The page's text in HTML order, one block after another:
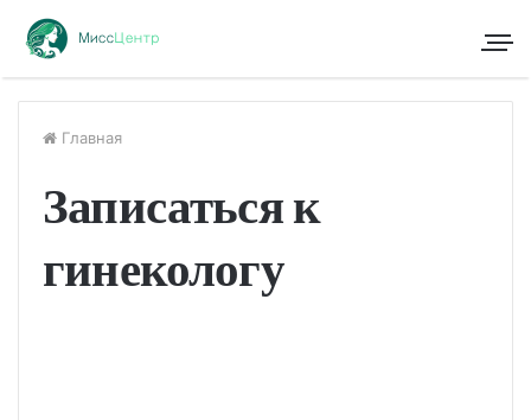
Главная
Записаться к
гинекологу